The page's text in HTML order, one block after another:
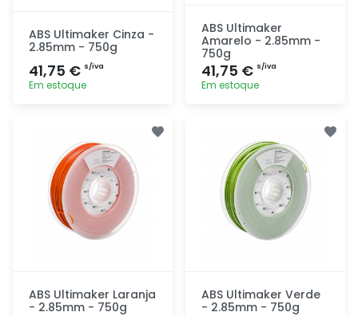
ABS Ultimaker Cinza -
2.85mm - 750g
41,75 € s/iva
Em estoque
ABS Ultimaker
Amarelo - 2.85mm -
750g
41,75 € s/iva
Em estoque
ABS Ultimaker Laranja
- 2.85mm - 750g
ABS Ultimaker Verde
- 2.85mm - 750g